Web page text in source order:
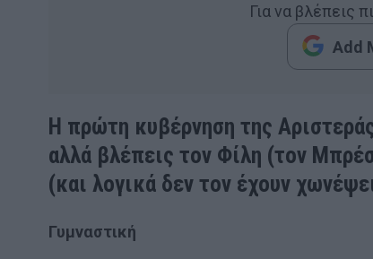
Για να βλέπεις
Add
Η πρώτη κυβέρνηση της
αλλά βλέπεις τον Φίλη (τον
(και λογικά δεν τον έχουν
Γυμναστική